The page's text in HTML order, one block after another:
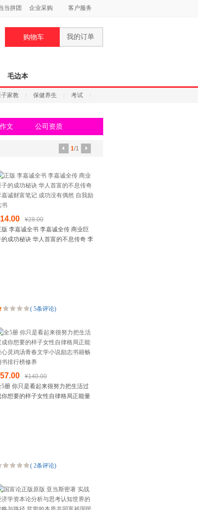
当拼团 企业采购 客户服务
购物车 我的订单
毛边本
家教 保健养生 考试
文 公司资质
1/1
¥28.00
版 李嘉诚全书 李嘉诚全传 商业巨
的成功秘诀 华人首富的不息传奇 李
( 5条评论)
¥140.00
5册 你只是看起来很努力把生活过
你想要的样子女性自律格局正能量
( 2条评论)